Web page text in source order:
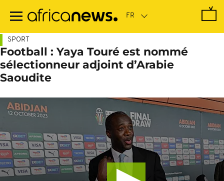
contenu
SPORT
Football : Yaya Touré est nommé
sélectionneur adjoint d’Arabie
Saoudite